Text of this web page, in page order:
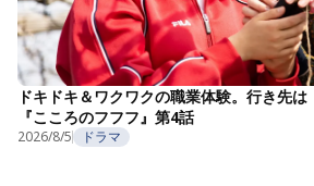
ドキドキ＆ワクワクの職業体験。行き先
『こころのフフフ』第4話
2026/8/5 ドラマ